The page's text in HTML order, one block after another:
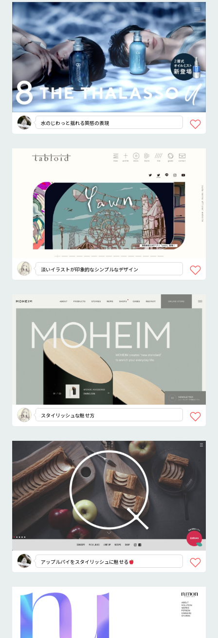
水のじわっと揺れる質感の表現
淡いイラストが印象的なシンプルなデザイン
スタイリッシュな魅せ方
アップルパイをスタイリッシュに魅せる